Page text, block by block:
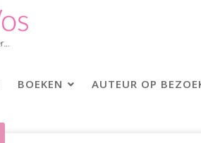
BOEKEN AUTEUR OP